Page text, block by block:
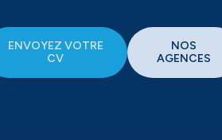
ENVOYEZ VOTRE
CV
NOS
AGENCES